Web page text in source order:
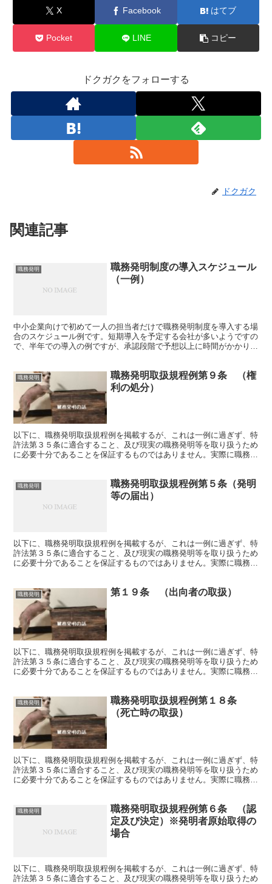
X Facebook はてブ
Pocket LINE コピー
ドクガクをフォローする
ドクガク
関連記事
職務発明
職務発明制度の導入スケジュール
（一例）
中小企業向けで初めて一人の担当者だけで職務発明制度を導入する場
合のスケジュール例です。短期導入を予定する会社が多いようですの
で、半年での導入の例ですが、承認段階で予想以上に時間がかかりま
職務発明
職務発明取扱規程例第９条 （権
利の処分）
以下に、職務発明取扱規程例を掲載するが、これは一例に過ぎず、特
許法第３５条に適合すること、及び現実の職務発明等を取り扱うため
に必要十分であることを保証するものではありません。実際に職務発
職務発明
職務発明取扱規程例第５条（発明
等の届出）
以下に、職務発明取扱規程例を掲載するが、これは一例に過ぎず、特
許法第３５条に適合すること、及び現実の職務発明等を取り扱うため
に必要十分であることを保証するものではありません。実際に職務発
職務発明 第１９条 （出向者の取扱）
以下に、職務発明取扱規程例を掲載するが、これは一例に過ぎず、特
許法第３５条に適合すること、及び現実の職務発明等を取り扱うため
に必要十分であることを保証するものではありません。実際に職務発
職務発明
職務発明取扱規程例第１８条
（死亡時の取扱）
以下に、職務発明取扱規程例を掲載するが、これは一例に過ぎず、特
許法第３５条に適合すること、及び現実の職務発明等を取り扱うため
に必要十分であることを保証するものではありません。実際に職務発
職務発明
職務発明取扱規程例第６条 （認
定及び決定）※発明者原始取得の
場合
以下に、職務発明取扱規程例を掲載するが、これは一例に過ぎず、特
許法第３５条に適合すること、及び現実の職務発明等を取り扱うため